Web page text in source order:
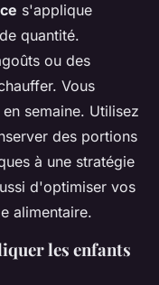
s'applique
quantité.
ou des
Vous
semaine. Utilisez
des portions
à une stratégie
d'optimiser vos
alimentaire.
les enfants